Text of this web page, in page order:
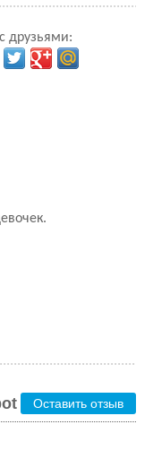
друзьями:
Оставить отзыв